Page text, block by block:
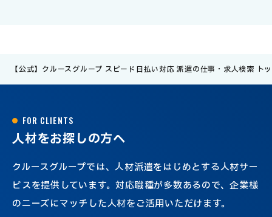
【公式】クルースグループ スピード日払い対応 派遣の仕事・求人検索 ト
FOR CLIENTS
人材をお探しの方へ
クルースグループでは、人材派遣をはじめとする人材サー
ビスを提供しています。対応職種が多数あるので、企業様
のニーズにマッチした人材をご活用いただけます。